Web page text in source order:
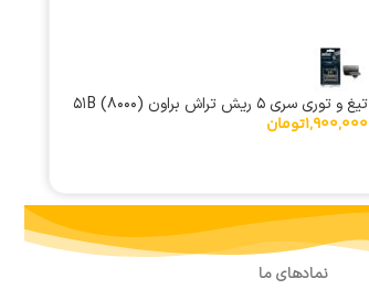
تیغ و توری سری ۵ ریش تراش براون (۸۰۰۰) ۵۱B
1,900,000تومان
نمادهای ما